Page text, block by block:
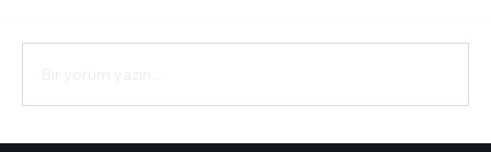
Bir yorum yazın...